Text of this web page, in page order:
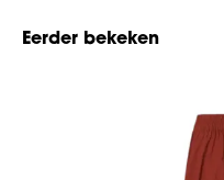
Eerder bekeken